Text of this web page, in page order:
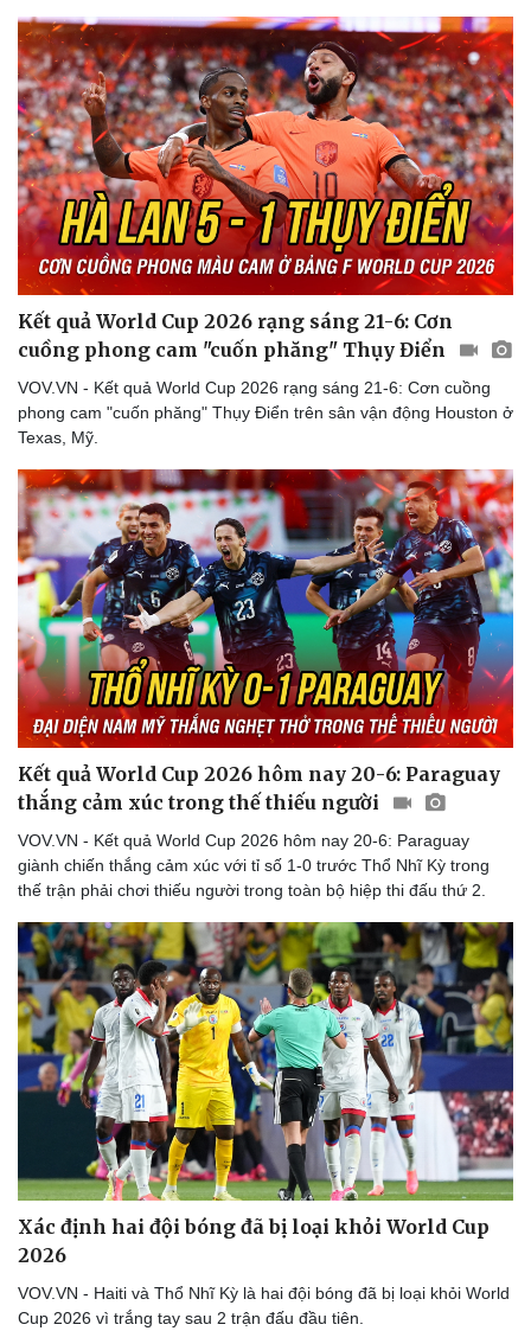
Kết quả World Cup 2026 rạng sáng 21-6: Cơn
cuồng phong cam "cuốn phăng" Thụy Điển
VOV.VN - Kết quả World Cup 2026 rạng sáng 21-6: Cơn cuồng
phong cam "cuốn phăng" Thụy Điển trên sân vận động Houston ở
Texas, Mỹ.
Kết quả World Cup 2026 hôm nay 20-6: Paraguay
thắng cảm xúc trong thế thiếu người
VOV.VN - Kết quả World Cup 2026 hôm nay 20-6: Paraguay
giành chiến thắng cảm xúc với tỉ số 1-0 trước Thổ Nhĩ Kỳ trong
thế trận phải chơi thiếu người trong toàn bộ hiệp thi đấu thứ 2.
Xác định hai đội bóng đã bị loại khỏi World Cup
2026
VOV.VN - Haiti và Thổ Nhĩ Kỳ là hai đội bóng đã bị loại khỏi World
Cup 2026 vì trắng tay sau 2 trận đấu đầu tiên.